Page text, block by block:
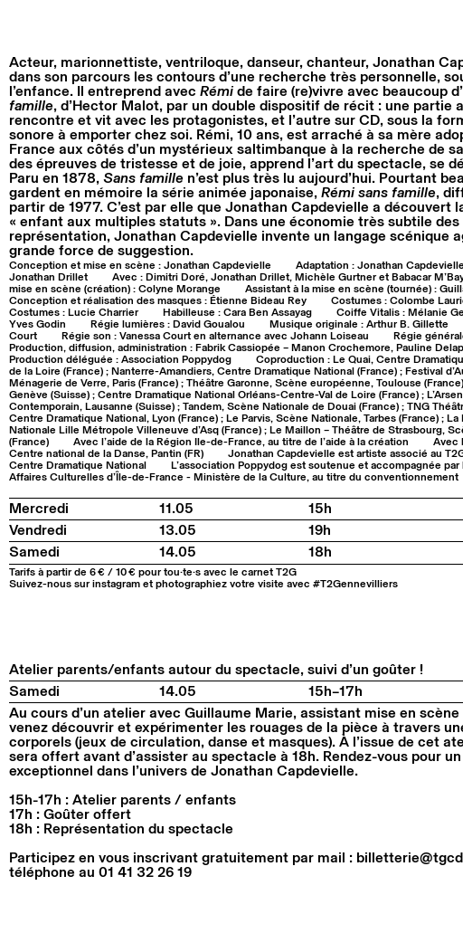
Acteur, marionnettiste, ventriloque, danseur, chanteur, Jonathan
dans son parcours les contours d’une recherche très personnelle,
l’enfance. Il entreprend avec Rémi de faire (re)vivre avec beaucoup
famille, d’Hector Malot, par un double dispositif de récit : une partie
rencontre et vit avec les protagonistes, et l’autre sur CD, sous la
sonore à emporter chez soi. Rémi, 10 ans, est arraché à sa mère
France aux côtés d’un mystérieux saltimbanque à la recherche de
des épreuves de tristesse et de joie, apprend l’art du spectacle, se
Paru en 1878, Sans famille n’est plus très lu aujourd’hui. Pourtant
gardent en mémoire la série animée japonaise, Rémi sans famille,
partir de 1977. C’est par elle que Jonathan Capdevielle a découvert
« enfant aux multiples statuts ». Dans une économie très subtile des
représentation, Jonathan Capdevielle invente un langage scénique
grande force de suggestion.
Conception et mise en scène : Jonathan Capdevielle
Adaptation : Jonathan
Jonathan Drillet
Avec : Dimitri Doré, Jonathan Drillet, Michèle Gurtner et Babacar
mise en scène (création) : Colyne Morange
Assistant à la mise en scène (tournée) :
Conception et réalisation des masques : Étienne Bideau Rey
Costumes : Colombe
Costumes : Lucie Charrier
Habilleuse : Cara Ben Assayag Coiffe Vitalis : Mélanie
Yves Godin
Régie lumières : David Goualou Musique originale : Arthur B. Gillette
Court
Régie son : Vanessa Court en alternance avec Johann Loiseau
Régie
Production, diffusion, administration : Fabrik Cassiopée – Manon Crochemore, Pauline
Production déléguée : Association Poppydog
Coproduction : Le Quai, Centre
de la Loire (France) ; Nanterre-Amandiers, Centre Dramatique National (France) ; Festival
Ménagerie de Verre, Paris (France) ; Théâtre Garonne, Scène européenne, Toulouse
Genève (Suisse) ; Centre Dramatique National Orléans-Centre-Val de Loire (France) ;
Contemporain, Lausanne (Suisse) ; Tandem, Scène Nationale de Douai (France) ; TNG
Centre Dramatique National, Lyon (France) ; Le Parvis, Scène Nationale, Tarbes (France) ;
Nationale Lille Métropole Villeneuve d’Asq (France) ; Le Maillon – Théâtre de Strasbourg,
(France)
Avec l’aide de la Région Ile-de-France, au titre de l’aide à la création
Avec
Centre national de la Danse, Pantin (FR)
Jonathan Capdevielle est artiste associé au
Centre Dramatique National
L’association Poppydog est soutenue et accompagnée
Affaires Culturelles d’Île-de-France - Ministère de la Culture, au titre du conventionnement
Mercredi 11.05
15h
Vendredi
13.05
19h
Samedi
14.05 18h
Tarifs à partir de 6 € / 10 € pour tou·te·s avec le carnet T2G
Suivez-nous sur instagram et photographiez votre visite avec #T2Gennevilliers
Atelier parents/enfants autour du spectacle, suivi d’un goûter !
Samedi
14.05
15h–17h
Au cours d’un atelier avec Guillaume Marie, assistant mise en
venez découvrir et expérimenter les rouages de la pièce à travers
corporels (jeux de circulation, danse et masques). À l’issue de cet
sera offert avant d’assister au spectacle à 18h. Rendez-vous pour
exceptionnel dans l’univers de Jonathan Capdevielle.
15h-17h : Atelier parents / enfants
17h : Goûter offert
18h : Représentation du spectacle
Participez en vous inscrivant gratuitement par mail :
téléphone au 01 41 32 26 19